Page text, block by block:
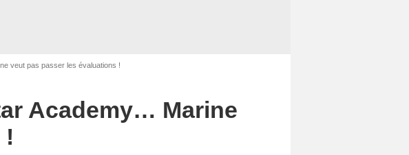
veut pas passer les évaluations !
Academy… Marine
!